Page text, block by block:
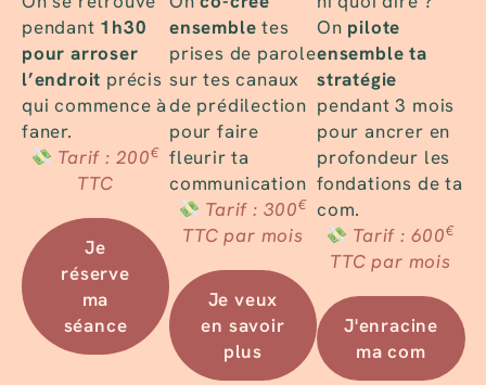
pendant 1h30
pour arroser
l’endroit précis
qui commence à
faner.
Tarif : 200€
TTC
Je
réserve
ma
séance
ensemble tes
prises de parole
sur tes canaux
de prédilection
pour faire
fleurir ta
communication
Tarif : 300€
TTC par mois
Je veux
en savoir
plus
On pilote
ensemble ta
stratégie
pendant 3 mois
pour ancrer en
profondeur les
fondations de ta
com.
Tarif : 600€
TTC par mois
J'enracine
ma com